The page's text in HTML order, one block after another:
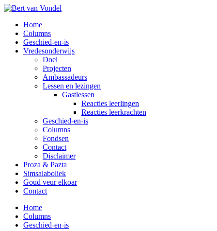
Overslaan
hoofd
inhoud
Toggle
mobiel
menu
Home
Columns
Geschied-en-is
Vredesonderwijs
Doel
Projecten
Ambassadeurs
Lessen en lezingen
Gastlessen
Reacties leerlingen
Reacties leerkrachten
Geschied-en-is
Columns
Fondsen
Contact
Disclaimer
Proza & Pazta
Simsalaboliek
Goud veur elkoar
Contact
Home
Columns
Geschied-en-is